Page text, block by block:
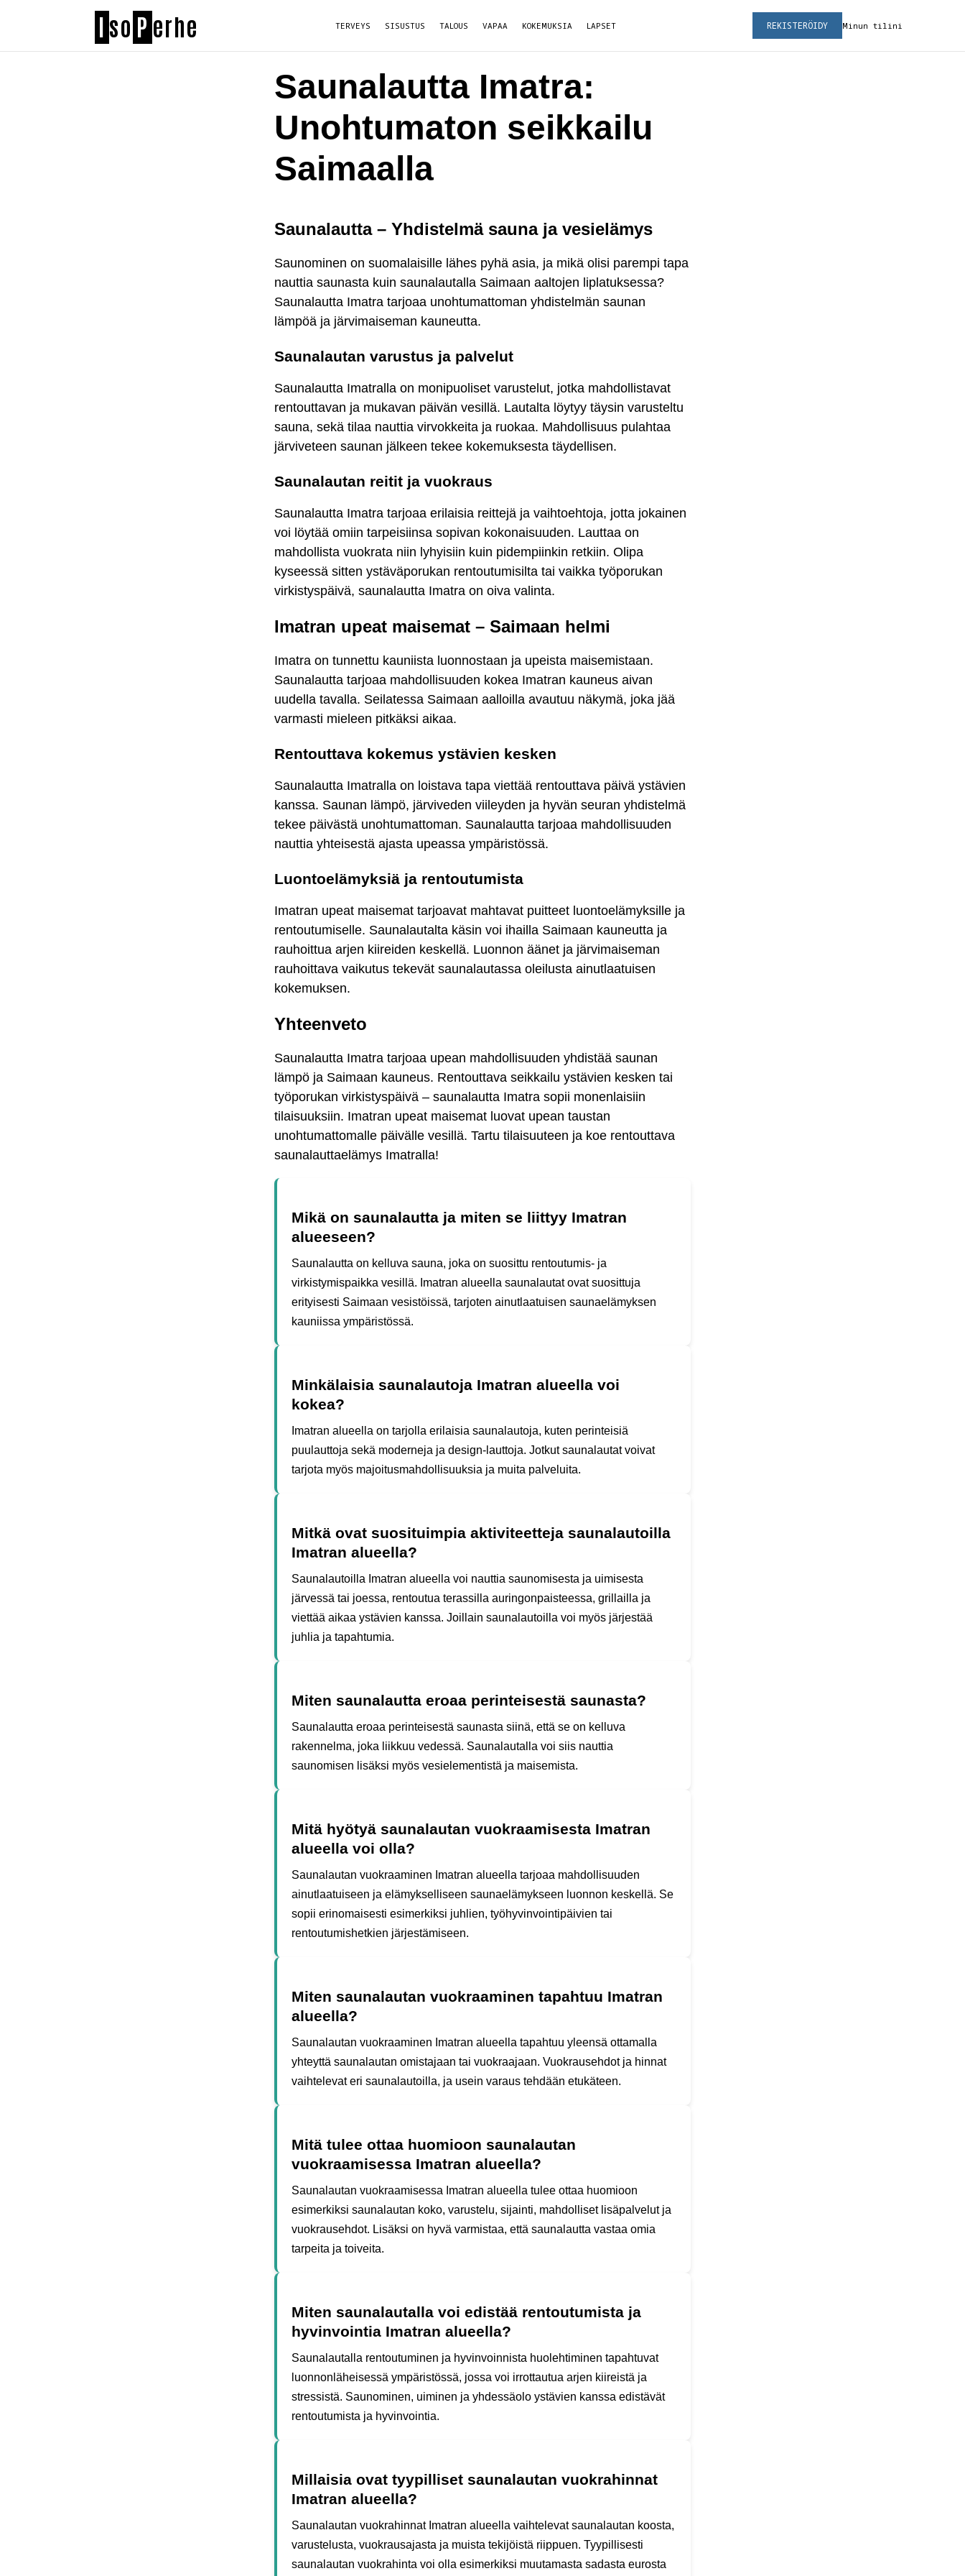
I so P erhe TERVEYS SISUSTUS TALOUS VAPAA KOKEMUKSIA LAPSET Minun tilini
REKISTERÖIDY
Saunalautta Imatra:
Unohtumaton seikkailu
Saimaalla
Saunalautta – Yhdistelmä sauna ja vesielämys
Saunominen on suomalaisille lähes pyhä asia, ja mikä olisi parempi tapa
nauttia saunasta kuin saunalautalla Saimaan aaltojen liplatuksessa?
Saunalautta Imatra tarjoaa unohtumattoman yhdistelmän saunan
lämpöä ja järvimaiseman kauneutta.
Saunalautan varustus ja palvelut
Saunalautta Imatralla on monipuoliset varustelut, jotka mahdollistavat
rentouttavan ja mukavan päivän vesillä. Lautalta löytyy täysin varusteltu
sauna, sekä tilaa nauttia virvokkeita ja ruokaa. Mahdollisuus pulahtaa
järviveteen saunan jälkeen tekee kokemuksesta täydellisen.
Saunalautan reitit ja vuokraus
Saunalautta Imatra tarjoaa erilaisia reittejä ja vaihtoehtoja, jotta jokainen
voi löytää omiin tarpeisiinsa sopivan kokonaisuuden. Lauttaa on
mahdollista vuokrata niin lyhyisiin kuin pidempiinkin retkiin. Olipa
kyseessä sitten ystäväporukan rentoutumisilta tai vaikka työporukan
virkistyspäivä, saunalautta Imatra on oiva valinta.
Imatran upeat maisemat – Saimaan helmi
Imatra on tunnettu kauniista luonnostaan ja upeista maisemistaan.
Saunalautta tarjoaa mahdollisuuden kokea Imatran kauneus aivan
uudella tavalla. Seilatessa Saimaan aalloilla avautuu näkymä, joka jää
varmasti mieleen pitkäksi aikaa.
Rentouttava kokemus ystävien kesken
Saunalautta Imatralla on loistava tapa viettää rentouttava päivä ystävien
kanssa. Saunan lämpö, järviveden viileyden ja hyvän seuran yhdistelmä
tekee päivästä unohtumattoman. Saunalautta tarjoaa mahdollisuuden
nauttia yhteisestä ajasta upeassa ympäristössä.
Luontoelämyksiä ja rentoutumista
Imatran upeat maisemat tarjoavat mahtavat puitteet luontoelämyksille ja
rentoutumiselle. Saunalautalta käsin voi ihailla Saimaan kauneutta ja
rauhoittua arjen kiireiden keskellä. Luonnon äänet ja järvimaiseman
rauhoittava vaikutus tekevät saunalautassa oleilusta ainutlaatuisen
kokemuksen.
Yhteenveto
Saunalautta Imatra tarjoaa upean mahdollisuuden yhdistää saunan
lämpö ja Saimaan kauneus. Rentouttava seikkailu ystävien kesken tai
työporukan virkistyspäivä – saunalautta Imatra sopii monenlaisiin
tilaisuuksiin. Imatran upeat maisemat luovat upean taustan
unohtumattomalle päivälle vesillä. Tartu tilaisuuteen ja koe rentouttava
saunalauttaelämys Imatralla!
Mikä on saunalautta ja miten se liittyy Imatran
alueeseen?
Saunalautta on kelluva sauna, joka on suosittu rentoutumis- ja
virkistymispaikka vesillä. Imatran alueella saunalautat ovat suosittuja
erityisesti Saimaan vesistöissä, tarjoten ainutlaatuisen saunaelämyksen
kauniissa ympäristössä.
Minkälaisia saunalautoja Imatran alueella voi
kokea?
Imatran alueella on tarjolla erilaisia saunalautoja, kuten perinteisiä
puulauttoja sekä moderneja ja design-lauttoja. Jotkut saunalautat voivat
tarjota myös majoitusmahdollisuuksia ja muita palveluita.
Mitkä ovat suosituimpia aktiviteetteja saunalautoilla
Imatran alueella?
Saunalautoilla Imatran alueella voi nauttia saunomisesta ja uimisesta
järvessä tai joessa, rentoutua terassilla auringonpaisteessa, grillailla ja
viettää aikaa ystävien kanssa. Joillain saunalautoilla voi myös järjestää
juhlia ja tapahtumia.
Miten saunalautta eroaa perinteisestä saunasta?
Saunalautta eroaa perinteisestä saunasta siinä, että se on kelluva
rakennelma, joka liikkuu vedessä. Saunalautalla voi siis nauttia
saunomisen lisäksi myös vesielementistä ja maisemista.
Mitä hyötyä saunalautan vuokraamisesta Imatran
alueella voi olla?
Saunalautan vuokraaminen Imatran alueella tarjoaa mahdollisuuden
ainutlaatuiseen ja elämykselliseen saunaelämykseen luonnon keskellä. Se
sopii erinomaisesti esimerkiksi juhlien, työhyvinvointipäivien tai
rentoutumishetkien järjestämiseen.
Miten saunalautan vuokraaminen tapahtuu Imatran
alueella?
Saunalautan vuokraaminen Imatran alueella tapahtuu yleensä ottamalla
yhteyttä saunalautan omistajaan tai vuokraajaan. Vuokrausehdot ja hinnat
vaihtelevat eri saunalautoilla, ja usein varaus tehdään etukäteen.
Mitä tulee ottaa huomioon saunalautan
vuokraamisessa Imatran alueella?
Saunalautan vuokraamisessa Imatran alueella tulee ottaa huomioon
esimerkiksi saunalautan koko, varustelu, sijainti, mahdolliset lisäpalvelut ja
vuokrausehdot. Lisäksi on hyvä varmistaa, että saunalautta vastaa omia
tarpeita ja toiveita.
Miten saunalautalla voi edistää rentoutumista ja
hyvinvointia Imatran alueella?
Saunalautalla rentoutuminen ja hyvinvoinnista huolehtiminen tapahtuvat
luonnonläheisessä ympäristössä, jossa voi irrottautua arjen kiireistä ja
stressistä. Saunominen, uiminen ja yhdessäolo ystävien kanssa edistävät
rentoutumista ja hyvinvointia.
Millaisia ovat tyypilliset saunalautan vuokrahinnat
Imatran alueella?
Saunalautan vuokrahinnat Imatran alueella vaihtelevat saunalautan koosta,
varustelusta, vuokrausajasta ja muista tekijöistä riippuen. Tyypillisesti
saunalautan vuokrahinta voi olla esimerkiksi muutamasta sadasta eurosta